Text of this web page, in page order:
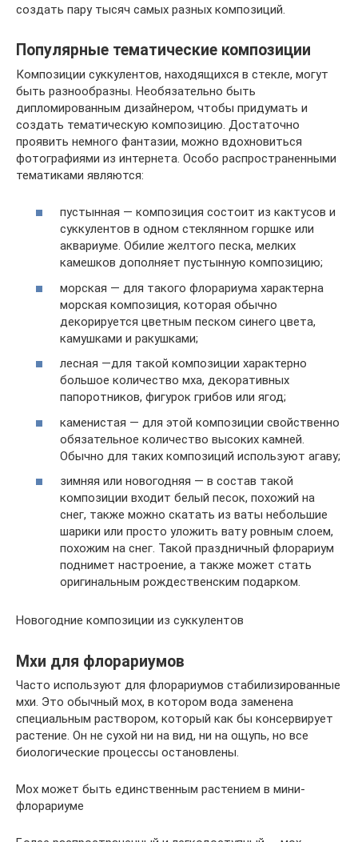
создать пару тысяч самых разных композиций.
Популярные тематические композиции
Композиции суккулентов, находящихся в стекле, могут
быть разнообразны. Необязательно быть
дипломированным дизайнером, чтобы придумать и
создать тематическую композицию. Достаточно
проявить немного фантазии, можно вдохновиться
фотографиями из интернета. Особо распространенными
тематиками являются:
пустынная — композиция состоит из кактусов и
суккулентов в одном стеклянном горшке или
аквариуме. Обилие желтого песка, мелких
камешков дополняет пустынную композицию;
морская — для такого флорариума характерна
морская композиция, которая обычно
декорируется цветным песком синего цвета,
камушками и ракушками;
лесная —для такой композиции характерно
большое количество мха, декоративных
папоротников, фигурок грибов или ягод;
каменистая — для этой композиции свойственно
обязательное количество высоких камней.
Обычно для таких композиций используют агаву;
зимняя или новогодняя — в состав такой
композиции входит белый песок, похожий на
снег, также можно скатать из ваты небольшие
шарики или просто уложить вату ровным слоем,
похожим на снег. Такой праздничный флорариум
поднимет настроение, а также может стать
оригинальным рождественским подарком.
Новогодние композиции из суккулентов
Мхи для флорариумов
Часто используют для флорариумов стабилизированные
мхи. Это обычный мох, в котором вода заменена
специальным раствором, который как бы консервирует
растение. Он не сухой ни на вид, ни на ощупь, но все
биологические процессы остановлены.
Мох может быть единственным растением в мини-
флорариуме